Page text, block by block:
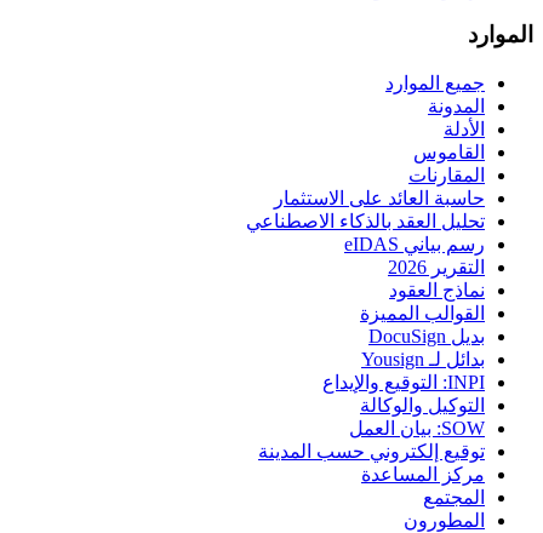
الموارد
جميع الموارد
المدونة
الأدلة
القاموس
المقارنات
حاسبة العائد على الاستثمار
تحليل العقد بالذكاء الاصطناعي
رسم بياني eIDAS
التقرير 2026
نماذج العقود
القوالب المميزة
بديل DocuSign
بدائل لـ Yousign
INPI: التوقيع والإيداع
التوكيل والوكالة
SOW: بيان العمل
توقيع إلكتروني حسب المدينة
مركز المساعدة
المجتمع
المطورون